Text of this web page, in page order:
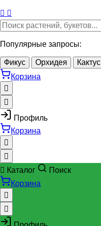
Популярные запросы:
Фикус Орхидея Кактус
Корзина
Профиль
Корзина
Каталог
Поиск
Корзина